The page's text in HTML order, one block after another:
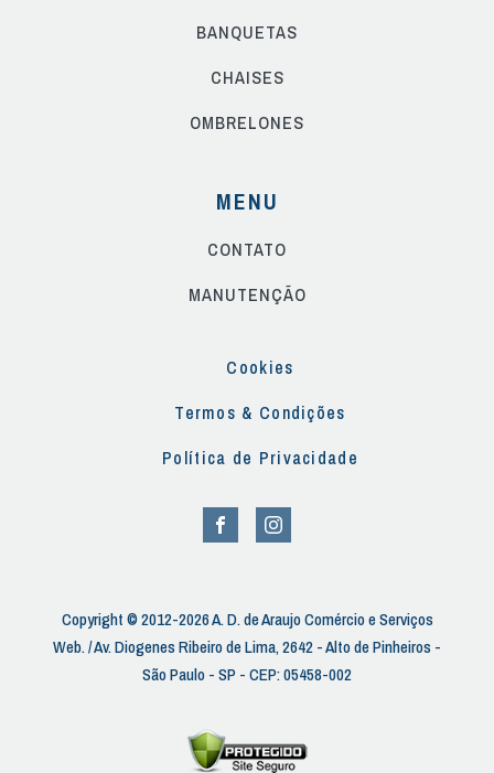
BANQUETAS
CHAISES
OMBRELONES
MENU
CONTATO
MANUTENÇÃO
Cookies
Termos & Condições
Política de Privacidade
Copyright © 2012-2026 A. D. de Araujo Comércio e Serviços
Web. / Av. Diogenes Ribeiro de Lima, 2642 - Alto de Pinheiros -
São Paulo - SP - CEP: 05458-002